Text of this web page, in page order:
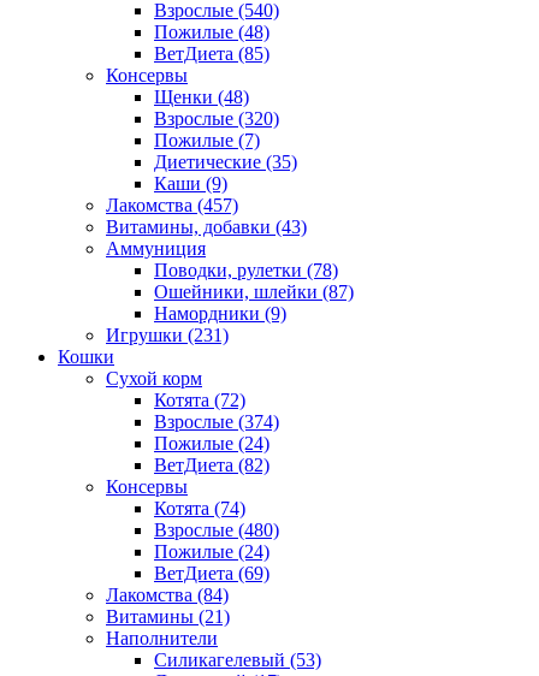
Взрослые (540)
Пожилые (48)
ВетДиета (85)
Консервы
Щенки (48)
Взрослые (320)
Пожилые (7)
Диетические (35)
Каши (9)
Лакомства (457)
Витамины, добавки (43)
Аммуниция
Поводки, рулетки (78)
Ошейники, шлейки (87)
Намордники (9)
Игрушки (231)
Кошки
Сухой корм
Котята (72)
Взрослые (374)
Пожилые (24)
ВетДиета (82)
Консервы
Котята (74)
Взрослые (480)
Пожилые (24)
ВетДиета (69)
Лакомства (84)
Витамины (21)
Наполнители
Силикагелевый (53)